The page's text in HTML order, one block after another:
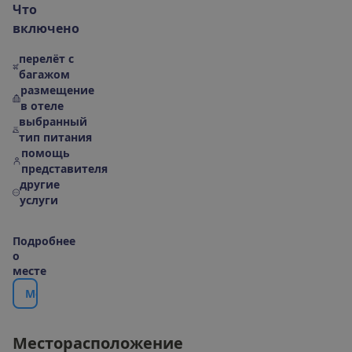
Что
включено
перелёт с
багажом
размещение
в отеле
выбранный
тип питания
помощь
представителя
другие
услуги
Подробнее
о
месте
Ме
Месторасположение